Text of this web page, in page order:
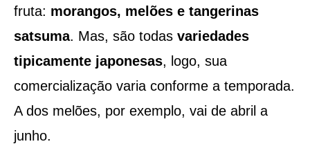
fruta: morangos, melões e tangerinas
satsuma. Mas, são todas variedades
tipicamente japonesas, logo, sua
comercialização varia conforme a temporada.
A dos melões, por exemplo, vai de abril a
junho.